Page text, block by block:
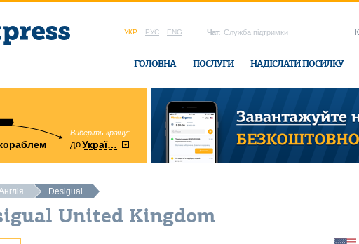
УКР РУС ENG Чат: Служба підтримки
ГОЛОВНА ПОСЛУГИ НАДІСЛАТИ ПОСИЛКУ
Виберіть країну:
доУкраїни
область:
Вінницька в офісі
Desigual
United Kingdom